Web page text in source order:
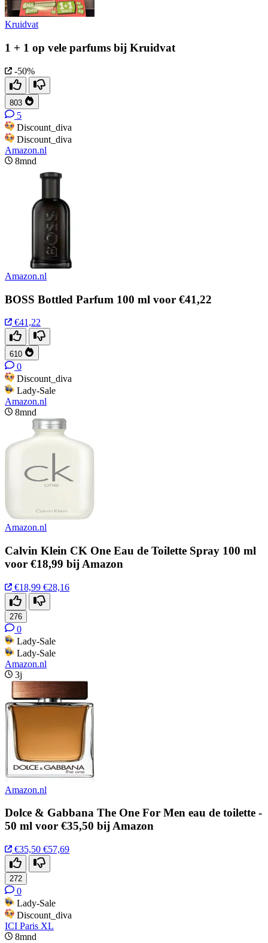
Kruidvat
1 + 1 op vele parfums bij Kruidvat
-50%
803
5
Discount_diva
Discount_diva
Amazon.nl
8mnd
Amazon.nl
BOSS Bottled Parfum 100 ml voor €41,22
€41,22
610
0
Discount_diva
Lady-Sale
Amazon.nl
8mnd
Amazon.nl
Calvin Klein CK One Eau de Toilette Spray 100 ml
voor €18,99 bij Amazon
€18,99 €28,16
276
0
Lady-Sale
Lady-Sale
Amazon.nl
3j
Amazon.nl
Dolce & Gabbana The One For Men eau de toilette -
50 ml voor €35,50 bij Amazon
€35,50 €57,69
272
0
Lady-Sale
Discount_diva
ICI Paris XL
8mnd